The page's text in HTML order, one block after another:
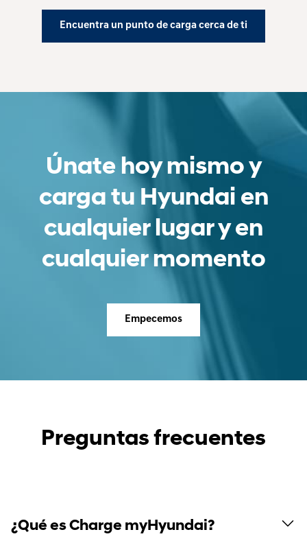
Encuentra un punto de carga cerca de ti
Únate hoy mismo y
carga tu Hyundai en
cualquier lugar y en
cualquier momento
Empecemos
Preguntas frecuentes
¿Qué es Charge myHyundai?